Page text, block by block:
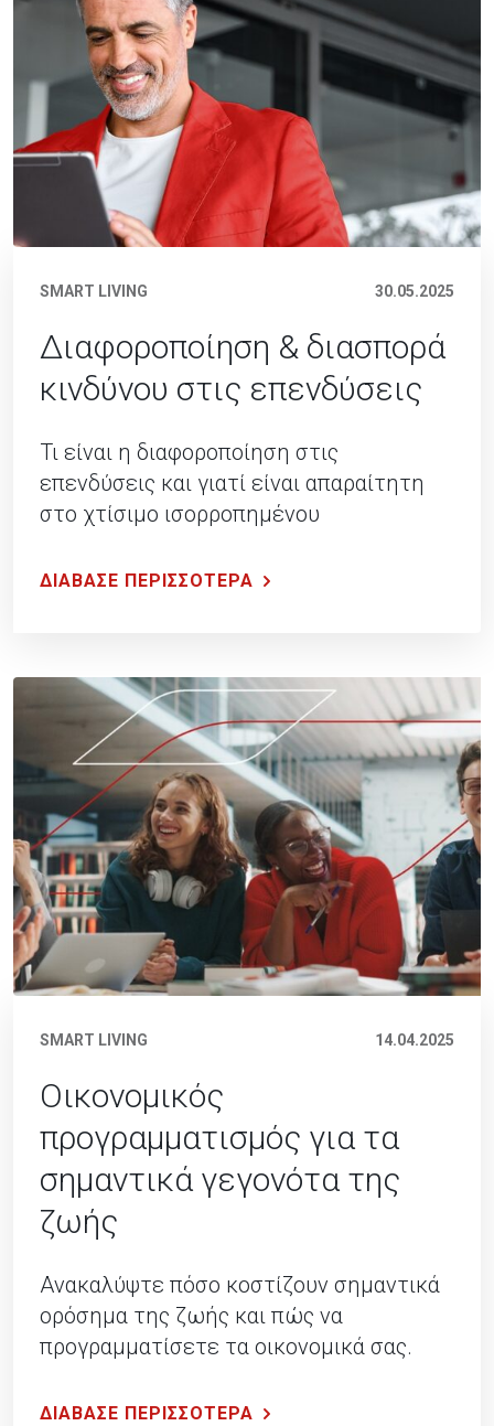
SMART LIVING 30.05.2025
Διαφοροποίηση & διασπορά
κινδύνου στις επενδύσεις
Τι είναι η διαφοροποίηση στις
επενδύσεις και γιατί είναι απαραίτητη
στο χτίσιμο ισορροπημένου
ΔΙΑΒΑΣΕ ΠΕΡΙΣΣΟΤΕΡΑ
SMART LIVING 14.04.2025
Οικονομικός
προγραμματισμός για τα
σημαντικά γεγονότα της
ζωής
Ανακαλύψτε πόσο κοστίζουν σημαντικά
ορόσημα της ζωής και πώς να
προγραμματίσετε τα οικονομικά σας.
ΔΙΑΒΑΣΕ ΠΕΡΙΣΣΟΤΕΡΑ